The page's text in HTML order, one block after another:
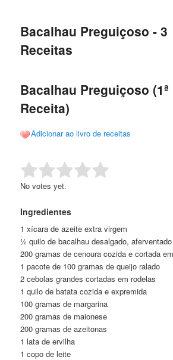
conteúdo
conteúdo
Bacalhau Preguiçoso - 3
Receitas
Bacalhau Preguiçoso (1ª
Receita)
Adicionar ao livro de receitas
Rate this item: Submit Rating
No votes yet.
Ingredientes
1 xícara de azeite extra virgem
½ quilo de bacalhau desalgado,
200 gramas de cenoura cozida e cortada
1 pacote de 100 gramas de queijo ralado
2 cebolas grandes cortadas em rodelas
1 quilo de batata cozida e expremida
100 gramas de margarina
200 gramas de maionese
200 gramas de azeitonas
1 lata de ervilha
1 copo de leite